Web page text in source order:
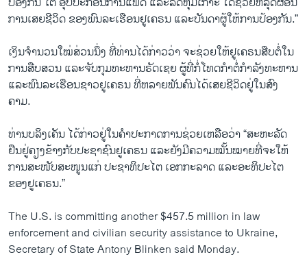
ການ​ເສຍ​ຊີ​ວິດ ​ຂອງພົນ​ລະ​ເຮືອນ​ຢູ​ເຄ​ຣນ ແລະ​ບັນ​ດາ​ຜູ້ໃຫ້​ການປ້ອງ​ກັນ.”
ເງິນ​ຈຳ​ນວນ​ໃໝ່​ສ່ວນ​ນຶ່ງ ທີ່​ທ່ານ​ໄດ້​ກ່າວ​ວ່າ ຈະ​ຊ່ວຍ​ໃຫ້​ຢູ​ເຄ​ຣນ​ສືບ​ຕໍ່​ໃນ​
ການ​ສືບ​ສວນ ແລະ​ຈັບ​ກຸມ​ທະ​ຫານ​ຣັດ​ເຊຍ ​ຜູ້​ທີ່​ກໍ່​ໂທດ​ກຳ​ຕໍ່​ກຳ​ລັງທະ​ຫານ
​ແລະ​ພົນ​ລະ​ເຮືອນຊາວຢູ​ເຄ​ຣ​ນ ທີ່​ຫລາຍ​ພັນ​ຄົນ​ໄດ້​ເສຍ​ຊີ​ວິດ​ຢູ່​ໃນ​ສົງ​
ຄາມ.
ທ່ານບ​ລິງເຄັນ ໄດ້​ກ່າວ​ຢູ່​ໃນ​ຄຳ​ປະ​ກາດ​ການ​ຊ່ວຍ​ເຫລືອ​ວ່າ “ສະ​ຫະ​ລັດ​
ຢືນ​ຢູ່​ຄຽງ​ຂ້າງ​ກັບ​ປະ​ຊາ​ຊົນ​ຢູ​ເຄ​ຣນ ແລະ​ຍັງມີ​ຄວາມໝັ້ນ​ໝາຍທີ່​ຈະ​ໃຫ້
ການ​ສະ​ໜັບ​ສະ​ໜູນ​ແກ່ ປະ​ຊາ​ທິ​ປະ​ໄຕ ເອກ​ກະ​ລາດ ແລະ​ອະ​ທິ​ປະ​ໄຕ​
ຂອງ​ຢູ​ເຄ​ຣນ​.”
The U.S. is committing another $457.5 million in law
enforcement and civilian security assistance to Ukraine,
Secretary of State Antony Blinken said Monday.